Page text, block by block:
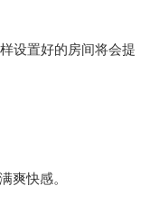
设置好的房间将会提
爽快感。